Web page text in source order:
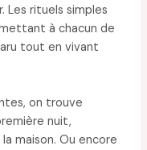
Les rituels simples
à chacun de
tout en vivant
on trouve
nuit,
maison. Ou encore